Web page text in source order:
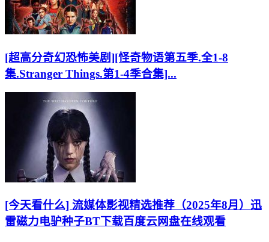
[超高分奇幻恐怖美剧][怪奇物语第五季.全1-8
集.Stranger Things.第1-4季合集]...
[今天看什么] 流媒体影视精选推荐（2025年8月）迅
雷磁力电驴种子BT下载百度云网盘在线观看